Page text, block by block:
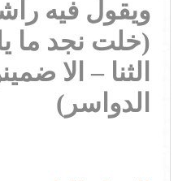
ويقول فيه
(خلت نجد ما
الثنا – الا
الدواسر)